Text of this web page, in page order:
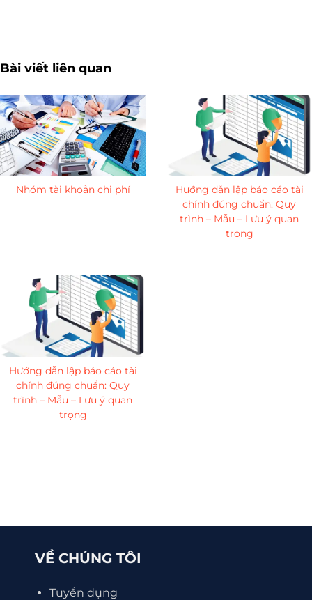
Bài viết liên quan
Nhóm tài khoản chi phí
Hướng dẫn lập báo cáo tài
chính đúng chuẩn: Quy
trình – Mẫu – Lưu ý quan
trọng
Hướng dẫn lập báo cáo tài
chính đúng chuẩn: Quy
trình – Mẫu – Lưu ý quan
trọng
VỀ CHÚNG TÔI
Tuyển dụng